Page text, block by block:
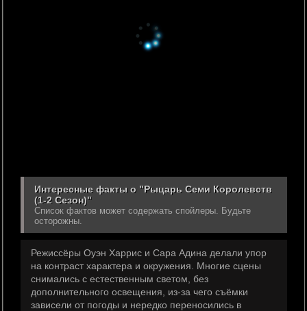
Интересные факты о "Рыцарь Семи Королевств
(1-2 Сезон)"
Список фактов может содержать спойлеры. Будьте
осторожны.
Режиссёры Оуэн Харрис и Сара Адина делали упор
на контраст характера и окружения. Многие сцены
снимались с естественным светом, без
дополнительного освещения, из-за чего съёмки
зависели от погоды и нередко переносились в